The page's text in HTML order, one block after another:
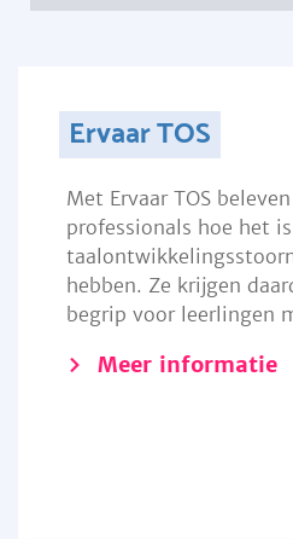
Ervaar TOS
Met Ervaar TOS
professionals hoe het
hebben. Ze krijgen
begrip voor leerlingen
Meer informatie